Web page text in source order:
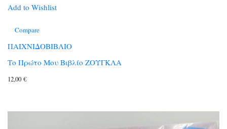
Add to Wishlist
Compare
ΠΑΙΧΝΙΔΟΒΙΒΛΙΟ
Το Πρώτο Μου Βιβλίο ΖΟΥΓΚΛΑ
12,00 €